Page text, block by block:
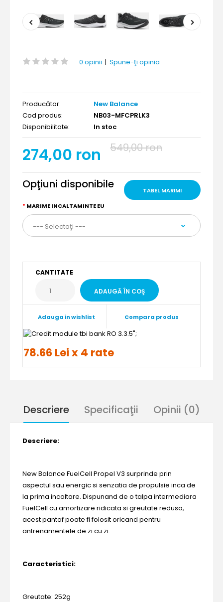
0 opinii | Spune-ţi opinia
Producător:
New Balance
Cod produs:
NB03-MFCPRLK3
Disponibilitate:
In stoc
274,00 ron 549,00 ron
TABEL MARIMI
Opţiuni disponibile
MARIME INCALTAMINTE EU
CANTITATE
Adauga in wishlist Compara produs
";
78.66 Lei x 4 rate
Descriere Specificaţii Opinii (0)
Descriere:
New Balance FuelCell Propel V3 surprinde prin
aspectul sau energic si senzatia de propulsie inca de
la prima incaltare. Dispunand de o talpa intermediara
FuelCell cu amortizare ridicata si greutate redusa,
acest pantof poate fi folosit oricand pentru
antrenamentele de zi cu zi.
Caracteristici:
Greutate: 252g